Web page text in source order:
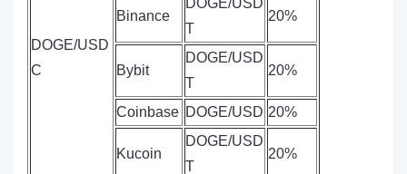
DOGE/USD
C
Binance
DOGE/USD
T
20%
Bybit
DOGE/USD
T
20%
Coinbase DOGE/USD 20%
Kucoin
DOGE/USD
T
20%